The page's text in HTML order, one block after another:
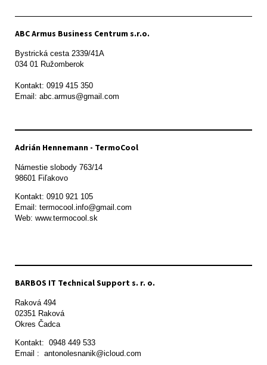
ABC Armus Business Centrum s.r.o.
Bystrická cesta 2339/41A
034 01 Ružomberok
Kontakt: 0919 415 350
Adrián Hennemann - TermoCool
Námestie slobody 763/14
98601 Fiľakovo
Kontakt: 0910 921 105
Email: termocool.info@gmail.com
Web: www.termocool.sk
BARBOS IT Technical Support s. r. o.
Raková 494
02351 Raková
Okres Čadca
Kontakt:  0948 449 533
Email :  antonolesnanik@icloud.com